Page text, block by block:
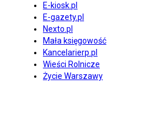
E-kiosk.pl
E-gazety.pl
Nexto.pl
Mała księgowość
Kancelarierp.pl
Wieści Rolnicze
Życie Warszawy